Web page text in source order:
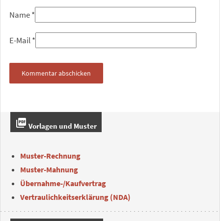
Name*
E-Mail*
picture_as_pdf Vorlagen und Muster
Muster-Rechnung
Muster-Mahnung
Übernahme-/Kaufvertrag
Vertraulichkeitserklärung (NDA)